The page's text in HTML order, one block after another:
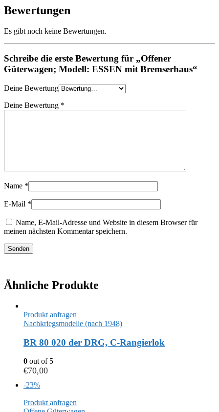
Bewertungen
Es gibt noch keine Bewertungen.
Schreibe die erste Bewertung für „Offener
Güterwagen; Modell: ESSEN mit Bremserhaus“
Deine Bewertung
Deine Bewertung *
Name *
E-Mail *
Name, E-Mail-Adresse und Website in diesem Browser für
meinen nächsten Kommentar speichern.
Ähnliche Produkte
Produkt anfragen
Nachkriegsmodelle (nach 1948)
BR 80 020 der DRG, C-Rangierlok
0 out of 5
€70,00
-23%
Produkt anfragen